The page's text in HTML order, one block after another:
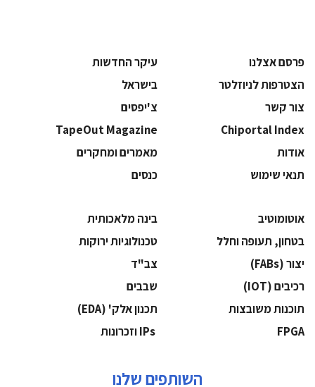
פרסם אצלנו
עיקר החדשות
הצטרפות לניוזלטר
בישראל
צור קשר
צ'יפסים
Chiportal Index
TapeOut Magazine
אודות
מאמרים ומחקרים
תנאי שימוש
כנסים
אוטומוטיב
בינה מלאכותית
בטחון, תעופה וחלל
‫טכנולוגיות ירוקות‬
‫יצור (‪(FABs‬‬
‫צב"ד‬
‫רכיבים‬ (IOT)
‫שבבים‬
‫תוכנות משובצות‬
‫תכנון אלק' (‪(EDA‬‬
‫‪FPGA‬‬
השותפים שלנו